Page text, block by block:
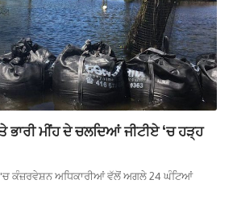
ਭਾਰੀ ਮੀਂਹ ਦੇ ਚਲਦਿਆਂ ਜੀਟੀਏ ‘ਚ ਹੜ੍ਹ
'ਚ ਕੰਜ਼ਰਵੇਸ਼ਨ ਅਧਿਕਾਰੀਆਂ ਵੱਲੋਂ ਅਗਲੇ 24 ਘੰਟਿਆਂ